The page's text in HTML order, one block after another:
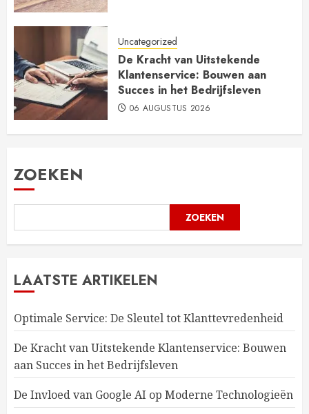
Uncategorized
De Kracht van Uitstekende
Klantenservice: Bouwen aan
Succes in het Bedrijfsleven
06 AUGUSTUS 2026
ZOEKEN
ZOEKEN
LAATSTE ARTIKELEN
Optimale Service: De Sleutel tot Klanttevredenheid
De Kracht van Uitstekende Klantenservice: Bouwen
aan Succes in het Bedrijfsleven
De Invloed van Google AI op Moderne Technologieën